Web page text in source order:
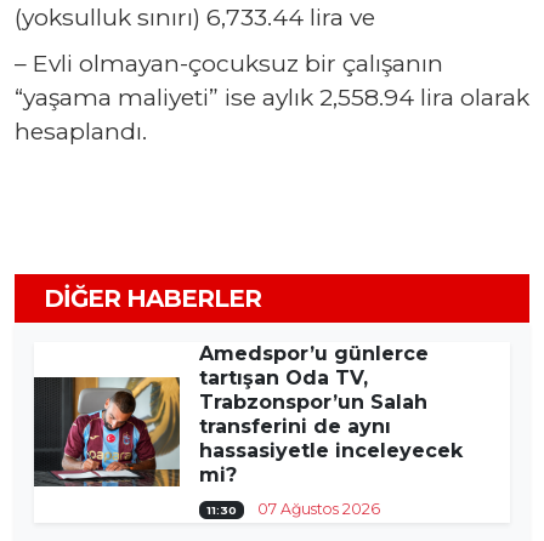
(yoksulluk sınırı) 6,733.44 lira ve
– Evli olmayan-çocuksuz bir çalışanın
“yaşama maliyeti” ise aylık 2,558.94 lira olarak
hesaplandı.
DIĞER HABERLER
Amedspor’u günlerce
tartışan Oda TV,
Trabzonspor’un Salah
transferini de aynı
hassasiyetle inceleyecek
mi?
11:30 07 Ağustos 2026